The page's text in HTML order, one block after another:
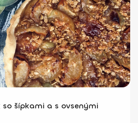
šípkami a s ovsenými